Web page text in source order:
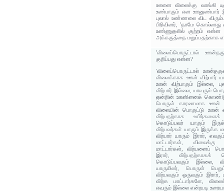
ஊனை விலைக்கு வாங்கி
உண்பாரும் என ஊனுண்பார்
புலால் உண்ணலை விட
பிரிவினர், 'தாமே
உண்ணுதலில் குற்றம் என்ன
அக்கருத்தை மறுப்பதற்காக
'விலைப்பொருட்டால்
குறிப்பது என்ன?
'விலைப்பொருட்டால்
விலைக்காக ஊன் விற்பார்
ஊன் விற்பாரும் இல்லை,
விற்பார் இல்லை, யாவரும்
ஒன்றின் ஊனினைக் கொண்டு
பொருள் காரணமாக ஊன்
விலையின் பொருட்டு ஊன்
விற்பதற்காக
கொடுப்பவர் யாரும்
விற்பவர்கள் யாரும் இருக்க
விற்பார் யாரும் இரார்,
மாட்டார்கள், விலைக்கு
மாட்டார்கள், விற்பனைப்
இரார்,
கொடுப்பவரும் இல்லை,
யாருமிலர், பொருள்
விற்பவரும் ஒருவரும்
விற்க மாட்டார்களே,
எவரும் இல்லை என்றபடி